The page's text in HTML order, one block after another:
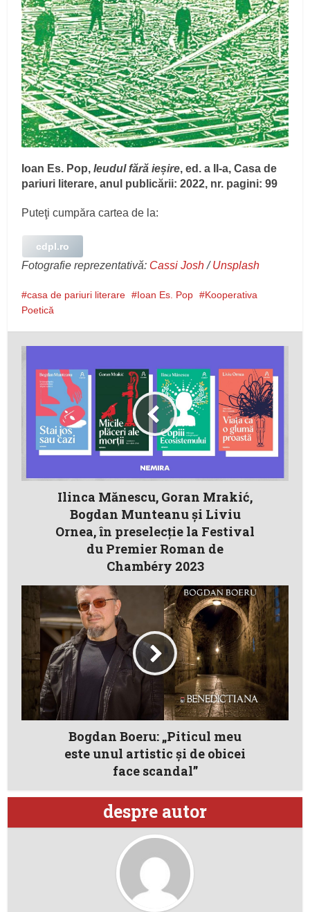
Ioan Es. Pop,Ieudul fără ieșire, ed. a II-a, Casa de
pariuri literare, anul publicării: 2022, nr. pagini: 99
Puteţi cumpăra cartea de la:
cdpl.ro
Fotografie reprezentativă: Cassi Josh/Unsplash
casa de pariuri literare Ioan Es. Pop
Kooperativa
Poetică
Ilinca Mănescu, Goran Mrakić,
Bogdan Munteanu și Liviu
Ornea, în preselecție la Festival
du Premier Roman de
Chambéry 2023
Bogdan Boeru: „Piticul meu
este unul artistic și de obicei
face scandal”
despre autor